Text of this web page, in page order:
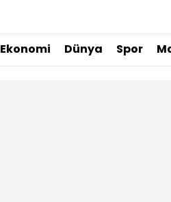
Ekonomi Dünya Spor